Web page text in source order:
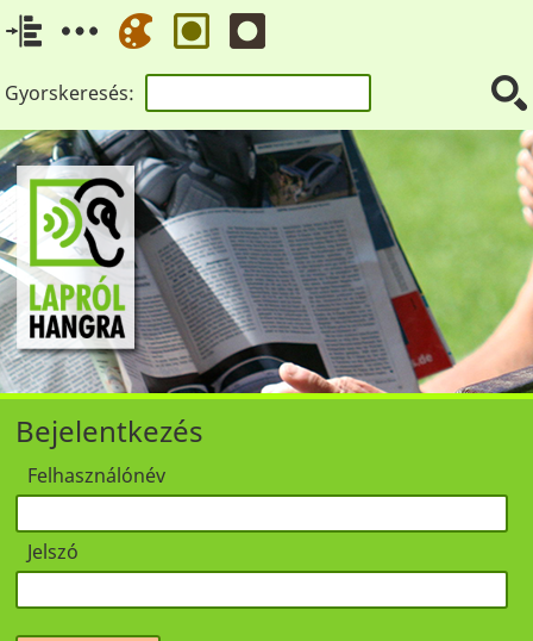
Gyorskeresés:
Bejelentkezés
Felhasználónév
Jelszó